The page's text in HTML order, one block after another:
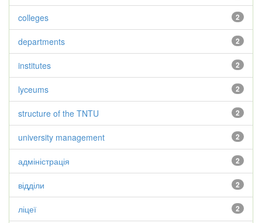
2
colleges
2
departments
2
institutes
2
lyceums
2
structure of the TNTU
2
university management
2
адміністрація
2
відділи
2
ліцеї